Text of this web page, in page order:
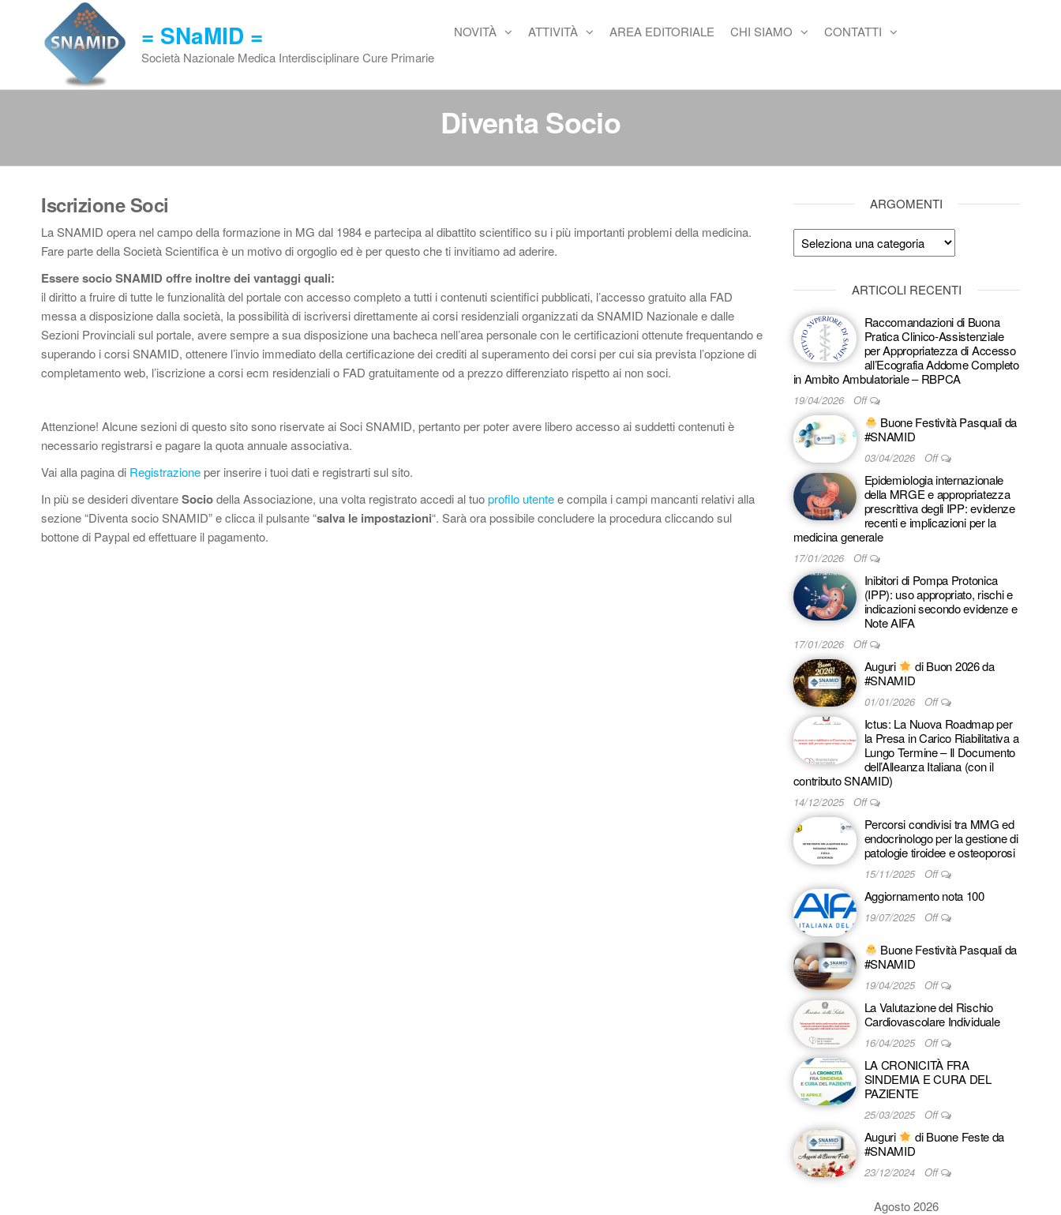
contenuto
= SNaMID =
Società Nazionale Medica Interdisciplinare Cure Primarie
NOVITÀ ATTIVITÀ AREA EDITORIALE CHI SIAMO CONTATTI
Diventa Socio
Iscrizione Soci
La SNAMID opera nel campo della formazione in MG dal 1984 e partecipa al dibattito scientifico su i più importanti problemi della medicina.
Fare parte della Società Scientifica è un motivo di orgoglio ed è per questo che ti invitiamo ad aderire.
Essere socio SNAMID offre inoltre dei vantaggi quali:
il diritto a fruire di tutte le funzionalità del portale con accesso completo a tutti i contenuti scientifici pubblicati, l’accesso gratuito alla FAD
messa a disposizione dalla società, la possibilità di iscriversi direttamente ai corsi residenziali organizzati da SNAMID Nazionale e dalle
Sezioni Provinciali sul portale, avere sempre a sua disposizione una bacheca nell’area personale con le certificazioni ottenute frequentando e
superando i corsi SNAMID, ottenere l’invio immediato della certificazione dei crediti al superamento dei corsi per cui sia prevista l’opzione di
completamento web, l’iscrizione a corsi ecm residenziali o FAD gratuitamente od a prezzo differenziato rispetto ai non soci.
Attenzione! Alcune sezioni di questo sito sono riservate ai Soci SNAMID, pertanto per poter avere libero accesso ai suddetti contenuti è
necessario registrarsi e pagare la quota annuale associativa.
Vai alla pagina di Registrazioneper inserire i tuoi dati e registrarti sul sito.
In più se desideri diventareSociodella Associazione, una volta registrato accedi al tuoprofilo utentee compila i campi mancanti relativi alla
sezione “Diventa socio SNAMID” e clicca il pulsante “salva le impostazioni“. Sarà ora possibile concludere la procedura cliccando sul
bottone di Paypal ed effettuare il pagamento.
ARGOMENTI
Argomenti
ARTICOLI RECENTI
Raccomandazioni di Buona
Pratica Clinico-Assistenziale
per Appropriatezza di Accesso
all’Ecografia Addome Completo
in Ambito Ambulatoriale – RBPCA
19/04/2026 Off
Buone Festività Pasquali da
#SNAMID
03/04/2026 Off
Epidemiologia internazionale
della MRGE e appropriatezza
prescrittiva degli IPP: evidenze
recenti e implicazioni per la
medicina generale
17/01/2026 Off
Inibitori di Pompa Protonica
(IPP): uso appropriato, rischi e
indicazioni secondo evidenze e
Note AIFA
17/01/2026 Off
Auguri
di Buon 2026 da
#SNAMID
01/01/2026 Off
Ictus: La Nuova Roadmap per
la Presa in Carico Riabilitativa a
Lungo Termine – Il Documento
dell’Alleanza Italiana (con il
contributo SNAMID)
14/12/2025 Off
Percorsi condivisi tra MMG ed
endocrinologo per la gestione di
patologie tiroidee e osteoporosi
15/11/2025 Off
Aggiornamento nota 100
19/07/2025 Off
Buone Festività Pasquali da
#SNAMID
19/04/2025 Off
La Valutazione del Rischio
Cardiovascolare Individuale
16/04/2025 Off
LA CRONICITÀ FRA
SINDEMIA E CURA DEL
PAZIENTE
25/03/2025 Off
Auguri
di Buone Feste da
#SNAMID
23/12/2024 Off
Agosto 2026